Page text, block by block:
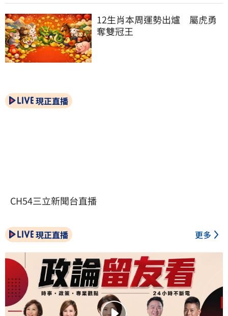
12生肖本周運勢出爐　屬虎勇
奪雙冠王
現正直播
CH54三立新聞台直播
現正直播 更多